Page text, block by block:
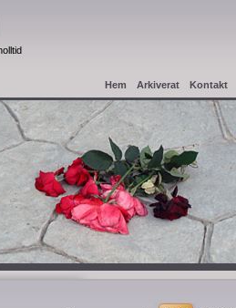
Hem Arkiverat Kontakt
Haag Apostille Intyg från